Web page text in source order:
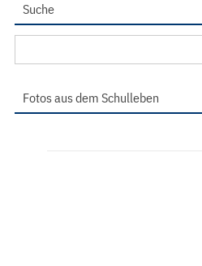
Suche
nach:
Fotos aus dem Schulleben